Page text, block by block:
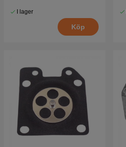
I lager
Köp